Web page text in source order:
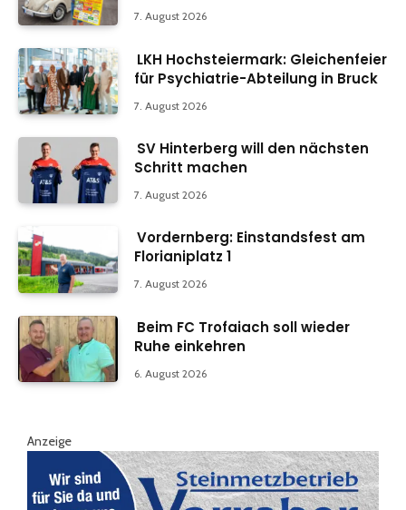
7. August 2026
LKH Hochsteiermark: Gleichenfeier
für Psychiatrie-Abteilung in Bruck
7. August 2026
SV Hinterberg will den nächsten
Schritt machen
7. August 2026
Vordernberg: Einstandsfest am
Florianiplatz 1
7. August 2026
Beim FC Trofaiach soll wieder
Ruhe einkehren
6. August 2026
Anzeige